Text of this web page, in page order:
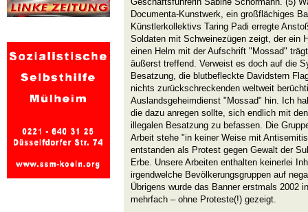
Documenta-Kunstwerk, ein großflächiges
Künstlerkollektivs Taring Padi erregte
Soldaten mit Schweinezügen zeigt, der ein
einen Helm mit der Aufschrift "Mossad"
äußerst treffend. Verweist es doch auf die
Besatzung, die blutbefleckte Davidstern
nichts zurückschreckenden weltweit
Auslandsgeheimdienst "Mossad" hin. Ich
die dazu anregen sollte, sich endlich mit
illegalen Besatzung zu befassen. Die
Arbeit stehe "in keiner Weise mit
entstanden als Protest gegen Gewalt der
Erbe. Unsere Arbeiten enthalten keinerlei
irgendwelche Bevölkerungsgruppen auf
Übrigens wurde das Banner erstmals 2002
mehrfach – ohne Proteste(!) gezeigt.